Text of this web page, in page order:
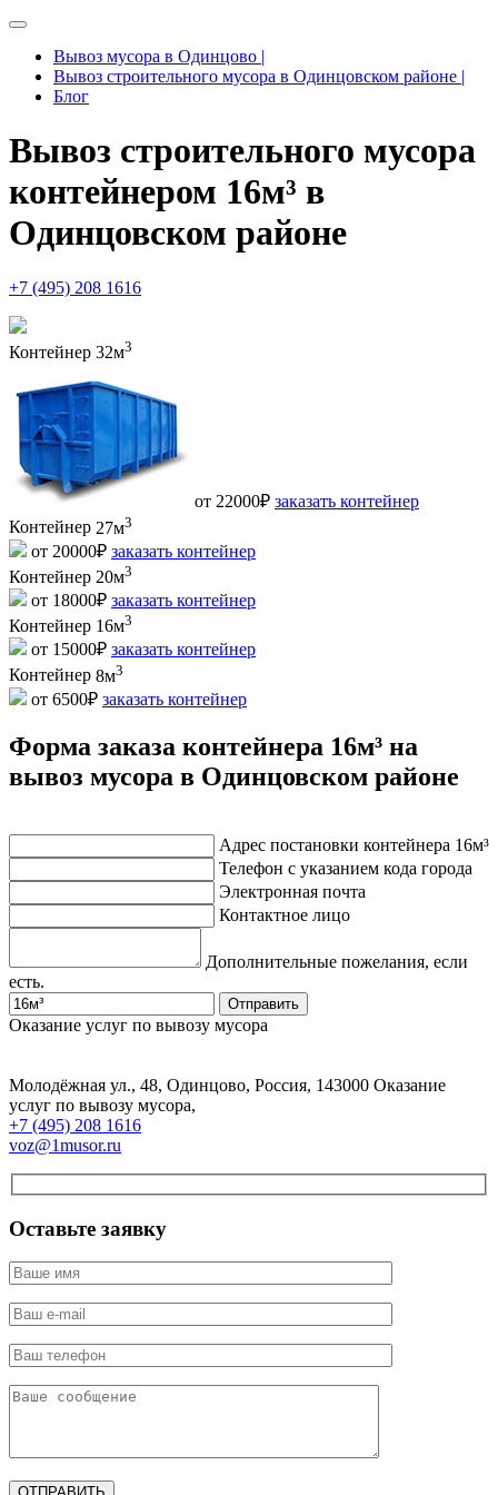
Вывоз мусора в Одинцово |
Вывоз строительного мусора в Одинцовском районе |
Блог
Вывоз строительного мусора
контейнером 16м³ в
Одинцовском районе
+7 (495) 208 1616
Контейнер 32м3
от 22000₽ заказать контейнер
Контейнер 27м3
от 20000₽ заказать контейнер
Контейнер 20м3
от 18000₽ заказать контейнер
Контейнер 16м3
от 15000₽ заказать контейнер
Контейнер 8м3
от 6500₽ заказать контейнер
Форма заказа контейнера 16м³ на
вывоз мусора в Одинцовском районе
Адрес постановки контейнера 16м³
Телефон с указанием кода города
Электронная почта
Контактное лицо
Дополнительные пожелания, если
есть.
Оказание услуг по вывозу мусора
Молодёжная ул., 48, Одинцово, Россия, 143000 Оказание
услуг по вывозу мусора,
+7 (495) 208 1616
voz@1musor.ru
Оставьте заявку